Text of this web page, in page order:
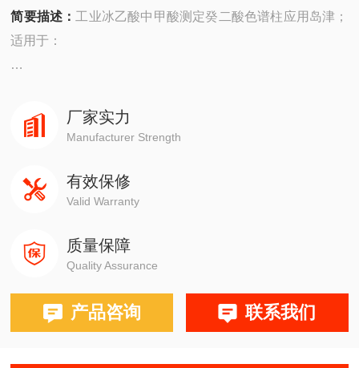
简要描述： 工业冰乙酸中甲酸测定癸二酸色谱柱应用岛津；
适用于：
4890,5890,6890,7820,7890,8860,8890
赛默飞1310,1300,1610,1600
瓦里安3800系列
布鲁克PE580,590,680,690
厂家实力
Manufacturer Strength
有效保修
Valid Warranty
质量保障
Quality Assurance
产品咨询 联系我们